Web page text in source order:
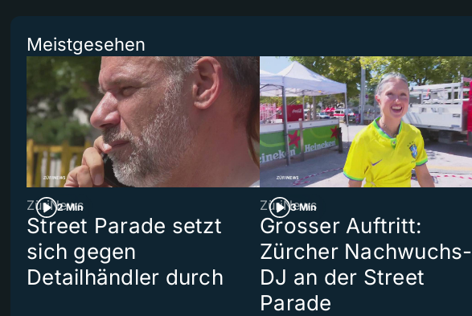
Meistgesehen
2 Min
ZüriNews
Street Parade setzt
sich gegen
Detailhändler durch
3 Min
ZüriNews
Grosser Auftritt:
Zürcher Nachwuchs-
DJ an der Street
Parade